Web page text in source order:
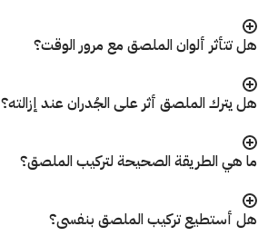
هل تتأثر ألوان الملصق مع مرور الوقت؟
هل يترك الملصق أثر على الجُدران عند إزالته؟
ما هي الطريقة الصحيحة لتركيب الملصق؟
هل أستطيع تركيب الملصق بنفسى؟